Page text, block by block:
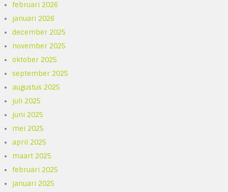
februari 2026
januari 2026
december 2025
november 2025
oktober 2025
september 2025
augustus 2025
juli 2025
juni 2025
mei 2025
april 2025
maart 2025
februari 2025
januari 2025